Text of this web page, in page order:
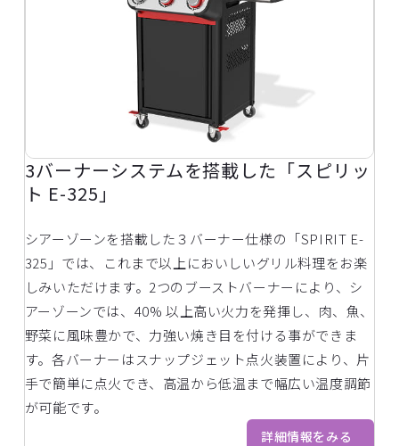
3バーナーシステムを搭載した「スピリッ
ト E-325」
シアーゾーンを搭載した３バーナー仕様の「SPIRIT E-
325」では、これまで以上においしいグリル料理をお楽
しみいただけます。2つのブーストバーナーにより、シ
アーゾーンでは、40% 以上高い火力を発揮し、肉、魚、
野菜に風味豊かで、力強い焼き目を付ける事ができま
す。各バーナーはスナップジェット点火装置により、片
手で簡単に点火でき、高温から低温まで幅広い温度調節
が可能です。
詳細情報をみる